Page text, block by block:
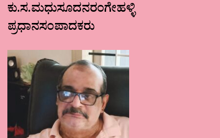
ಕು.ಸ.ಮಧುಸೂದನರಂಗೇಹಳ್ಳಿ
ಪ್ರಧಾನಸಂಪಾದಕರು